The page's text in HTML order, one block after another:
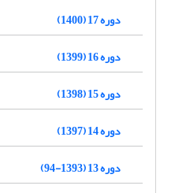
دوره 17 (1400)
دوره 16 (1399)
دوره 15 (1398)
دوره 14 (1397)
دوره 13 (1393-94)